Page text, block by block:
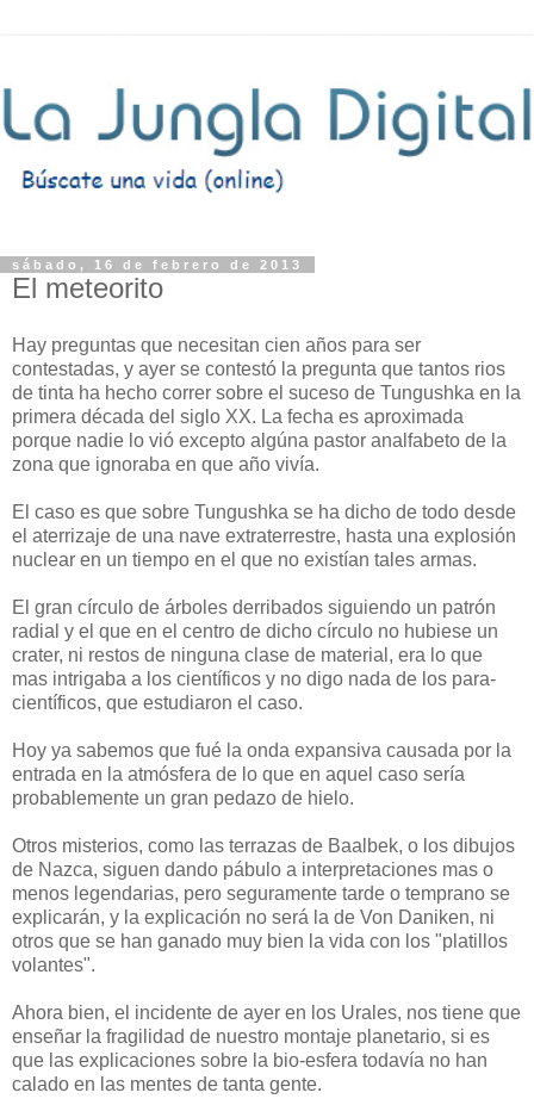
sábado, 16 de febrero de 2013
El meteorito
Hay preguntas que necesitan cien años para ser
contestadas, y ayer se contestó la pregunta que tantos rios
de tinta ha hecho correr sobre el suceso de Tungushka en la
primera década del siglo XX. La fecha es aproximada
porque nadie lo vió excepto algúna pastor analfabeto de la
zona que ignoraba en que año vivía.
El caso es que sobre Tungushka se ha dicho de todo desde
el aterrizaje de una nave extraterrestre, hasta una explosión
nuclear en un tiempo en el que no existían tales armas.
El gran círculo de árboles derribados siguiendo un patrón
radial y el que en el centro de dicho círculo no hubiese un
crater, ni restos de ninguna clase de material, era lo que
mas intrigaba a los científicos y no digo nada de los para-
científicos, que estudiaron el caso.
Hoy ya sabemos que fué la onda expansiva causada por la
entrada en la atmósfera de lo que en aquel caso sería
probablemente un gran pedazo de hielo.
Otros misterios, como las terrazas de Baalbek, o los dibujos
de Nazca, siguen dando pábulo a interpretaciones mas o
menos legendarias, pero seguramente tarde o temprano se
explicarán, y la explicación no será la de Von Daniken, ni
otros que se han ganado muy bien la vida con los "platillos
volantes".
Ahora bien, el incidente de ayer en los Urales, nos tiene que
enseñar la fragilidad de nuestro montaje planetario, si es
que las explicaciones sobre la bio-esfera todavía no han
calado en las mentes de tanta gente.